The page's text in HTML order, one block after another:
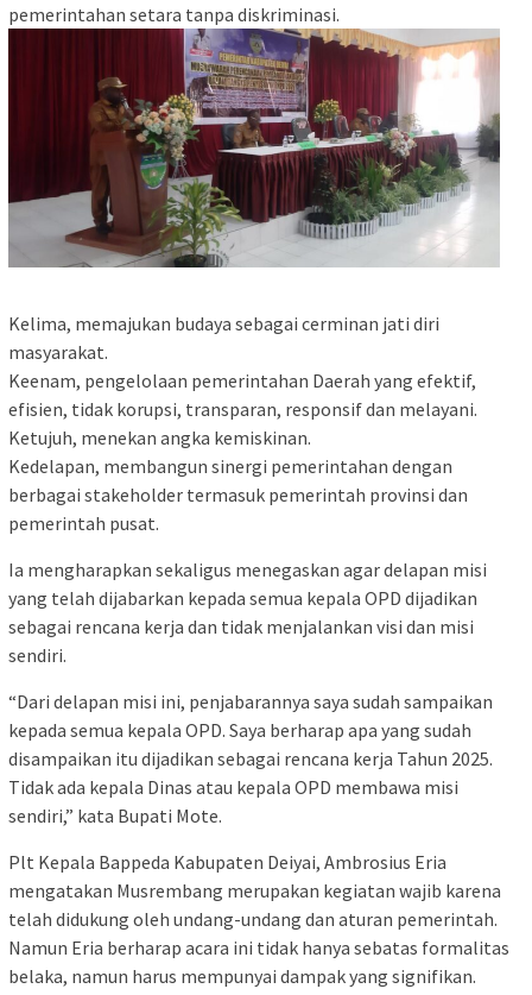
pemerintahan setara tanpa diskriminasi.
Kelima, memajukan budaya sebagai cerminan jati diri
masyarakat.
Keenam, pengelolaan pemerintahan Daerah yang efektif,
efisien, tidak korupsi, transparan, responsif dan melayani.
Ketujuh, menekan angka kemiskinan.
Kedelapan, membangun sinergi pemerintahan dengan
berbagai stakeholder termasuk pemerintah provinsi dan
pemerintah pusat.
Ia mengharapkan sekaligus menegaskan agar delapan misi
yang telah dijabarkan kepada semua kepala OPD dijadikan
sebagai rencana kerja dan tidak menjalankan visi dan misi
sendiri.
“Dari delapan misi ini, penjabarannya saya sudah sampaikan
kepada semua kepala OPD. Saya berharap apa yang sudah
disampaikan itu dijadikan sebagai rencana kerja Tahun 2025.
Tidak ada kepala Dinas atau kepala OPD membawa misi
sendiri,” kata Bupati Mote.
Plt Kepala Bappeda Kabupaten Deiyai, Ambrosius Eria
mengatakan Musrembang merupakan kegiatan wajib karena
telah didukung oleh undang-undang dan aturan pemerintah.
Namun Eria berharap acara ini tidak hanya sebatas formalitas
belaka, namun harus mempunyai dampak yang signifikan.